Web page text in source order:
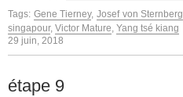
Tags: Gene Tierney,Josef von Sternberg
singapour, Victor Mature, Yang tsé kiang
29 juin, 2018
étape 9